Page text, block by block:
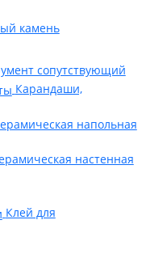
камень
сопутствующий
Карандаши,
напольная
настенная
Клей для